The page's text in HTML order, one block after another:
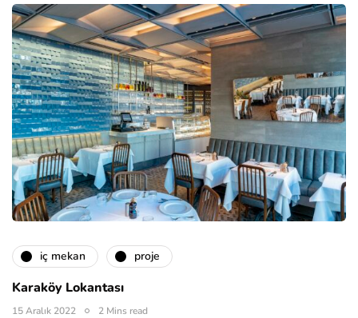
i̇ç mekan proje
Karaköy Lokantası
15 Aralık 2022 2 Mins read